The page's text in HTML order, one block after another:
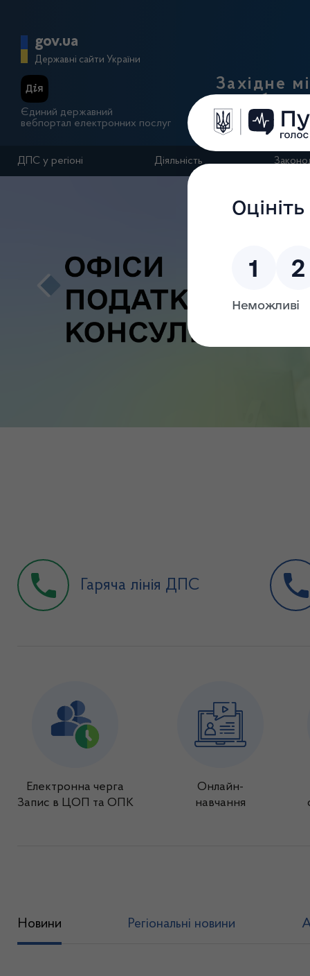
Головна сторінка Державної
gov.ua
Державні сайти України
Єдиний державний
вебпортал електронних послуг
Західне
по роботі
ДПС у регіоні Діяльність
Гаряча лінія ДПС
Електронна черга
Запис в ЦОП та ОПК
Онлайн-
навчання
Новини Регіональні новини